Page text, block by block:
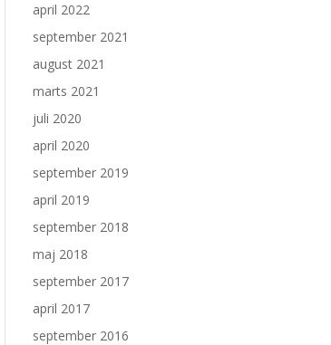
april 2022
september 2021
august 2021
marts 2021
juli 2020
april 2020
september 2019
april 2019
september 2018
maj 2018
september 2017
april 2017
september 2016